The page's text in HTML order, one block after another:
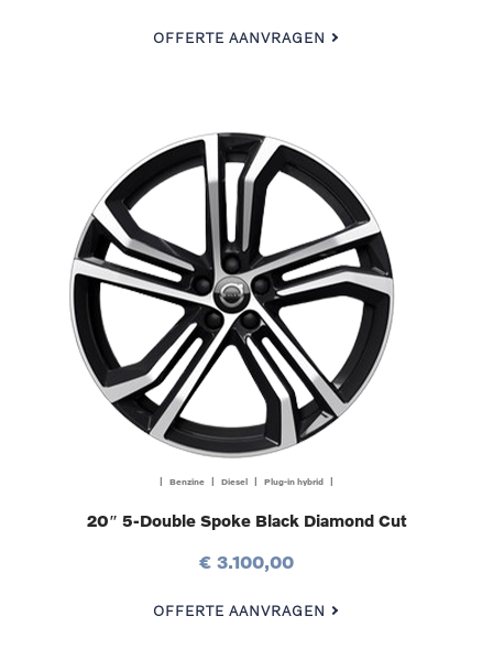
OFFERTE AANVRAGEN
| Benzine | Diesel | Plug-in hybrid |
20″ 5-Double Spoke Black Diamond Cut
€ 3.100,00
OFFERTE AANVRAGEN